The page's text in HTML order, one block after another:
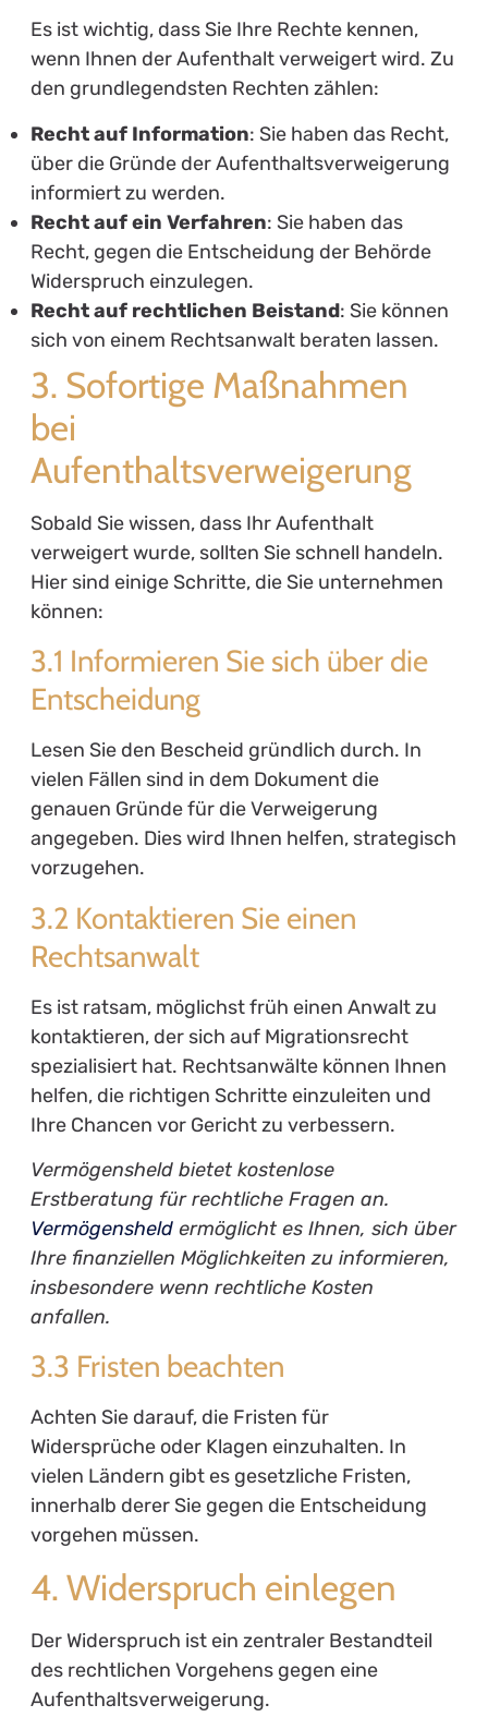
Es ist wichtig, dass Sie Ihre Rechte kennen,
wenn Ihnen der Aufenthalt verweigert wird. Zu
den grundlegendsten Rechten zählen:
Recht auf Information: Sie haben das Recht,
über die Gründe der Aufenthaltsverweigerung
informiert zu werden.
Recht auf ein Verfahren: Sie haben das
Recht, gegen die Entscheidung der Behörde
Widerspruch einzulegen.
Recht auf rechtlichen Beistand: Sie können
sich von einem Rechtsanwalt beraten lassen.
3. Sofortige Maßnahmen
bei
Aufenthaltsverweigerung
Sobald Sie wissen, dass Ihr Aufenthalt
verweigert wurde, sollten Sie schnell handeln.
Hier sind einige Schritte, die Sie unternehmen
können:
3.1 Informieren Sie sich über die
Entscheidung
Lesen Sie den Bescheid gründlich durch. In
vielen Fällen sind in dem Dokument die
genauen Gründe für die Verweigerung
angegeben. Dies wird Ihnen helfen, strategisch
vorzugehen.
3.2 Kontaktieren Sie einen
Rechtsanwalt
Es ist ratsam, möglichst früh einen Anwalt zu
kontaktieren, der sich auf Migrationsrecht
spezialisiert hat. Rechtsanwälte können Ihnen
helfen, die richtigen Schritte einzuleiten und
Ihre Chancen vor Gericht zu verbessern.
Vermögensheld bietet kostenlose
Erstberatung für rechtliche Fragen an.
Vermögensheldermöglicht es Ihnen, sich über
Ihre finanziellen Möglichkeiten zu informieren,
insbesondere wenn rechtliche Kosten
anfallen.
3.3 Fristen beachten
Achten Sie darauf, die Fristen für
Widersprüche oder Klagen einzuhalten. In
vielen Ländern gibt es gesetzliche Fristen,
innerhalb derer Sie gegen die Entscheidung
vorgehen müssen.
4. Widerspruch einlegen
Der Widerspruch ist ein zentraler Bestandteil
des rechtlichen Vorgehens gegen eine
Aufenthaltsverweigerung.